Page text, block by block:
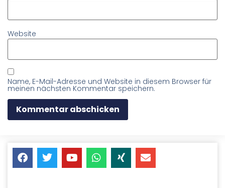
Website
Name, E-Mail-Adresse und Website in diesem Browser für
meinen nächsten Kommentar speichern.